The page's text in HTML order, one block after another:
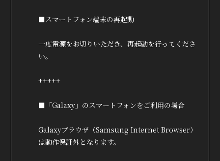
■スマートフォン端末の再起動
一度電源をお切りいただき、再起動を行ってくださ
い。
+++++
■「Galaxy」のスマートフォンをご利用の場合
Galaxyブラウザ（Samsung Internet Browser）
は動作保証外となります。